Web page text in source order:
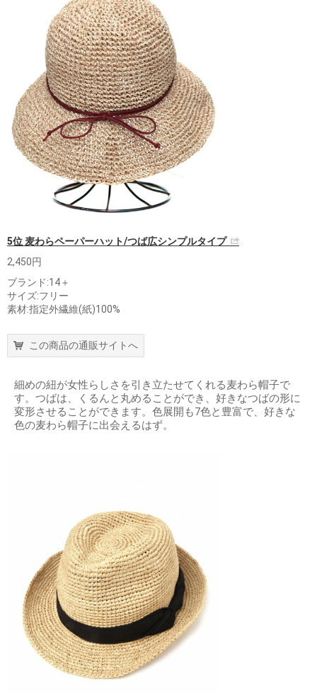
5位 麦わらペーパーハット/つば広シンプルタイプ
2,450円
ブランド:14＋
サイズ:フリー
素材:指定外繊維(紙)100%
この商品の通販サイトへ
細めの紐が女性らしさを引き立たせてくれる麦わら帽子で
す。つばは、くるんと丸めることができ、好きなつばの形に
変形させることができます。色展開も7色と豊富で、好きな
色の麦わら帽子に出会えるはず。